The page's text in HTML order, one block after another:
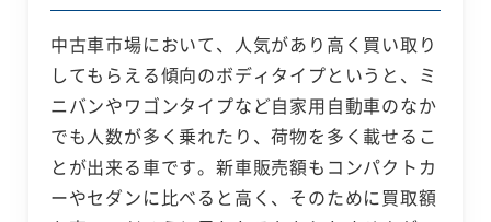
中古車市場において、人気があり高く買い取り
してもらえる傾向のボディタイプというと、ミ
ニバンやワゴンタイプなど自家用自動車のなか
でも人数が多く乗れたり、荷物を多く載せるこ
とが出来る車です。新車販売額もコンパクトカ
ーやセダンに比べると高く、そのために買取額